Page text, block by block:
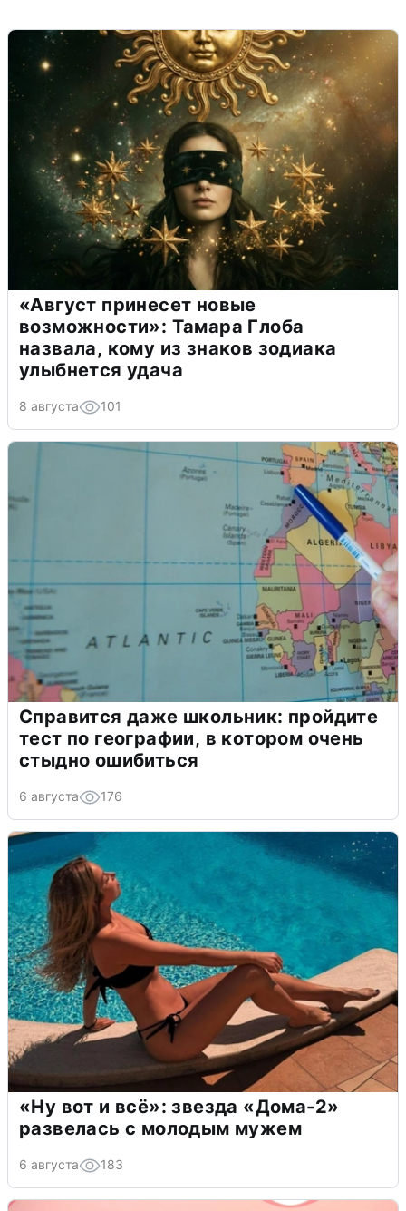
«Август принесет новые
возможности»: Тамара Глоба
назвала, кому из знаков зодиака
улыбнется удача
8 августа 101
Справится даже школьник: пройдите
тест по географии, в котором очень
стыдно ошибиться
6 августа 176
«Ну вот и всё»: звезда «Дома-2»
развелась с молодым мужем
6 августа 183